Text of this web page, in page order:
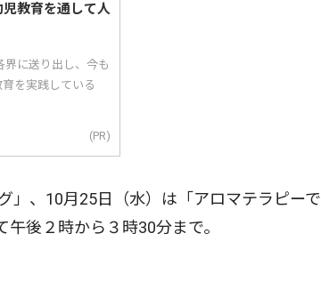
教育を通して人
界に送り出し、今も
を実践している
(PR)
、10月25日（水）は「アロマテラピーで
後２時から３時30分まで。